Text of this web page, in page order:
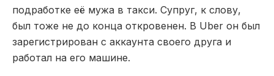
подработке её мужа в такси. Супруг, к слову,
был тоже не до конца откровенен. В Uber он был
зарегистрирован с аккаунта своего друга и
работал на его машине.